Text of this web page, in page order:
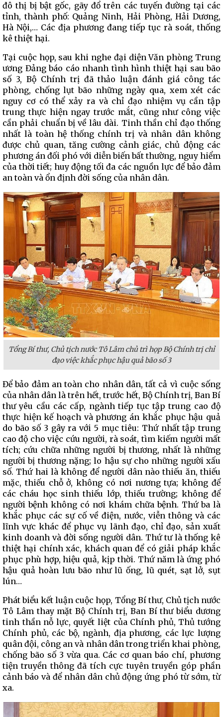
đô thị bị bật gốc, gãy đổ trên các tuyến đường tại các
tỉnh, thành phố: Quảng Ninh, Hải Phòng, Hải Dương,
Hà Nội,… Các địa phương đang tiếp tục rà soát, thống
kê thiệt hại.
Tại cuộc họp, sau khi nghe đại diện Văn phòng Trung
ương Đảng báo cáo nhanh tình hình thiệt hại sau bão
số 3, Bộ Chính trị đã thảo luận đánh giá công tác
phòng, chống lụt bão những ngày qua, xem xét các
nguy cơ có thể xảy ra và chỉ đạo nhiệm vụ cần tập
trung thực hiện ngay trước mắt, cũng như công việc
cần phải chuẩn bị về lâu dài. Tinh thần chỉ đạo thống
nhất là toàn hệ thống chính trị và nhân dân không
được chủ quan, tăng cường cảnh giác, chủ động các
phương án đối phó với diễn biến bất thường, nguy hiểm
của thời tiết; huy động tối đa các nguồn lực để bảo đảm
an toàn và ổn định đời sống của nhân dân.
Tổng Bí thư, Chủ tịch nước Tô Lâm chủ trì họp Bộ Chính trị chỉ
đạo việc khắc phục hậu quả bão số 3
Để bảo đảm an toàn cho nhân dân, tất cả vì cuộc sống
của nhân dân là trên hết, trước hết, Bộ Chính trị, Ban Bí
thư yêu cầu các cấp, ngành tiếp tục tập trung cao độ
thực hiện kế hoạch và phương án khắc phục hậu quả
do bão số 3 gây ra với 5 mục tiêu: Thứ nhất tập trung
cao độ cho việc cứu người, rà soát, tìm kiếm người mất
tích; cứu chữa những người bị thương, nhất là những
người bị thương nặng; lo hậu sự cho những người xấu
số. Thứ hai là không để người dân nào thiếu ăn, thiếu
mặc, thiếu chỗ ở, không có nơi nương tựa; không để
các cháu học sinh thiếu lớp, thiếu trường; không để
người bệnh không có nơi khám chữa bệnh. Thứ ba là
khắc phục các sự cố về điện, nước, viễn thông và các
lĩnh vực khác để phục vụ lãnh đạo, chỉ đạo, sản xuất
kinh doanh và đời sống người dân. Thứ tư là thống kê
thiệt hại chính xác, khách quan để có giải pháp khắc
phục phù hợp, hiệu quả, kịp thời. Thứ năm là ứng phó
hậu quả hoàn lưu bão như lũ ống, lũ quét, sạt lở, sụt
lún…
Phát biểu kết luận cuộc họp, Tổng Bí thư, Chủ tịch nước
Tô Lâm thay mặt Bộ Chính trị, Ban Bí thư biểu dương
tinh thần nỗ lực, quyết liệt của Chính phủ, Thủ tướng
Chính phủ, các bộ, ngành, địa phương, các lực lượng
quân đội, công an và nhân dân trong triển khai phòng,
chống bão số 3 vừa qua. Các cơ quan báo chí, phương
tiện truyền thông đã tích cực tuyên truyền góp phần
cảnh báo và để nhân dân chủ động ứng phó từ sớm, từ
xa.